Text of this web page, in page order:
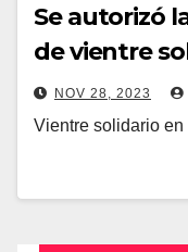
Se autorizó
de vientre
NOV 28, 2023
Vientre solidario